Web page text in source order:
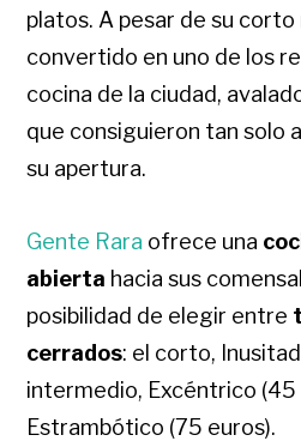
platos. A pesar de su
convertido en uno de los
cocina de la ciudad,
que consiguieron tan solo
su apertura.
Gente Rara ofrece una
abierta hacia sus
posibilidad de elegir entre
cerrados: el corto,
intermedio, Excéntrico (45
Estrambótico (75 euros).